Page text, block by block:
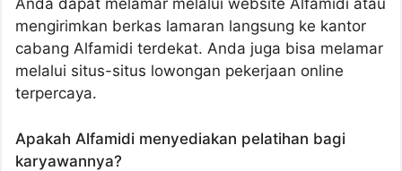
Anda dapat melamar melalui website Alfamidi atau
mengirimkan berkas lamaran langsung ke kantor
cabang Alfamidi terdekat. Anda juga bisa melamar
melalui situs-situs lowongan pekerjaan online
terpercaya.
Apakah Alfamidi menyediakan pelatihan bagi
karyawannya?